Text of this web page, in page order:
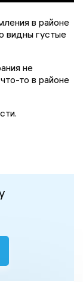
в районе
видны густые
не
то в районе